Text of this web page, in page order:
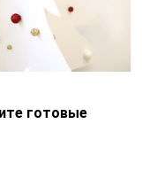
готовые